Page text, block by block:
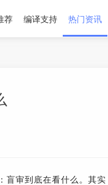
荐 编译支持 热门资讯
盲审到底在看什么。其实